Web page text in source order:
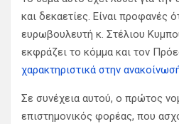
και δεκαετίες. Είναι προφανές
ευρωβουλευτή κ. Στέλιου
εκφράζει το κόμμα και τον
χαρακτηριστικά στην
Σε συνέχεια αυτού, o πρώτος
επιστημονικός φορέας, που